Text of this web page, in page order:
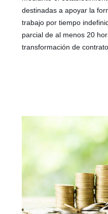
destinadas a apoyar la
trabajo por tiempo
parcial de al menos 20
transformación de